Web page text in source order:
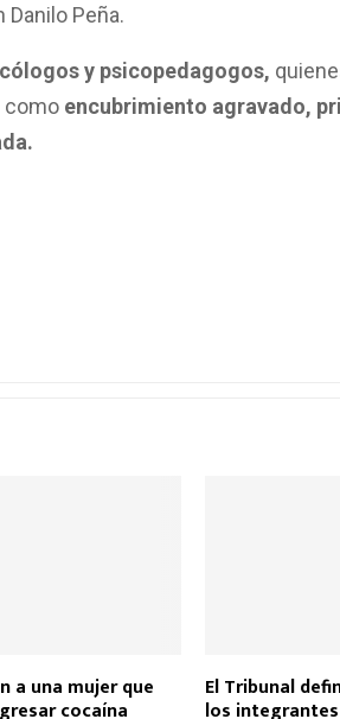
Danilo Peña.
y psicopedagogos,
como encubrimiento agravado,
a una mujer que
cocaína
El Tribunal
los